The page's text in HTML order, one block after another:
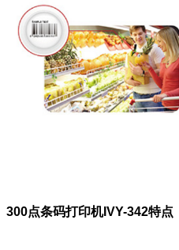
300点条码打印机IVY-342特点